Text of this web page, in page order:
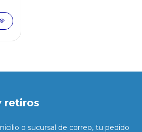
retiros
o sucursal de correo, tu pedido